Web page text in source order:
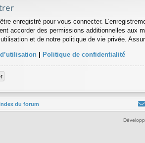
enregistré pour vous connecter.
accorder des permissions additionnelles aux
et de notre politique de vie privée.
Politique de confidentialité
Index du forum